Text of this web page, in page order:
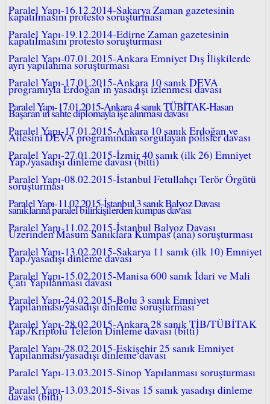
Paralel Yapı-16.12.2014-Sakarya Zaman gazetesinin
kapatılmasını protesto soruşturması
Paralel Yapı-19.12.2014-Edirne Zaman gazetesinin
kapatılmasını protesto soruşturması
Paralel Yapı-07.01.2015-Ankara Emniyet Dış İlişkilerde
ayrı yapılanma soruşturması
Paralel Yapı-17.01.2015-Ankara 10 sanık DEVA
programıyla Erdoğan’ın yasadışı izlenmesi davası
Paralel Yapı-17.01.2015-Ankara 4 sanık TÜBİTAK-Hasan
Başaran’ın sahte diplomayla işe alınması davası
Paralel Yapı-17.01.2015-Ankara 10 sanık Erdoğan ve
Ailesini DEVA programından sorgulayan polisler davası
Paralel Yapı-27.01.2015-İzmir 40 sanık (ilk 26) Emniyet
Yap./yasadışı dinleme davası (bitti)
Paralel Yapı-08.02.2015-İstanbul Fetullahçı Terör Örgütü
soruşturması
Paralel Yapı-11.02.2015-İstanbul 3 sanık Balyoz Davası
sanıklarına paralel bilirkişilerden kumpas davası
Paralel Yapı-11.02.2015-İstanbul Balyoz Davası
Üzerinden Masum Sanıklara Kumpas (ana) soruşturması
Paralel Yapı-13.02.2015-Sakarya 11 sanık (ilk 10) Emniyet
Yap./yasadışı dinleme davası
Paralel Yapı-15.02.2015-Manisa 600 sanık İdari ve Mali
Çatı Yapılanması davası
Paralel Yapı-24.02.2015-Bolu 3 sanık Emniyet
Yapılanması/yasadışı dinleme soruşturması
Paralel Yapı-28.02.2015-Ankara 28 sanık TİB/TÜBİTAK
Yap./Kriptolu Telefon Dinleme davası (bitti)
Paralel Yapı-28.02.2015-Eskişehir 25 sanık Emniyet
Yapılanması/yasadışı dinleme davası
Paralel Yapı-13.03.2015-Sinop Yapılanması soruşturması
Paralel Yapı-13.03.2015-Sivas 15 sanık yasadışı dinleme
davası (bitti)